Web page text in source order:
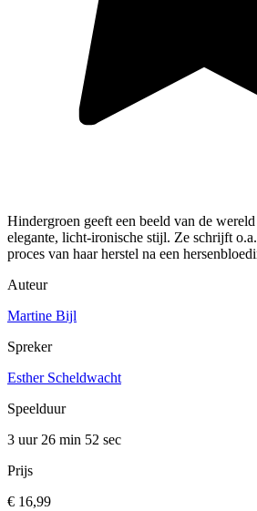
Hindergroen geeft een beeld van de
elegante, licht-ironische stijl. Ze schrijft
proces van haar herstel na een
Auteur
Martine Bijl
Spreker
Esther Scheldwacht
Speelduur
3 uur 26 min 52 sec
Prijs
€ 16,99